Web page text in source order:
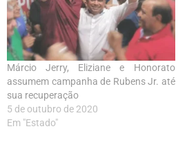
Márcio Jerry, Eliziane e Honorato
assumem campanha de Rubens Jr. até
sua recuperação
5 de outubro de 2020
Em "Estado"